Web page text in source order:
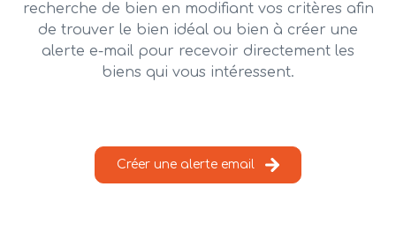
contact
recherche de bien en modifiant vos critères afin
de trouver le bien idéal ou bien à créer une
alerte e-mail pour recevoir directement les
biens qui vous intéressent.
Créer une alerte email